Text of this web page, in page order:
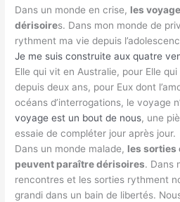
Dans un monde en crise, les
dérisoires. Dans mon monde de
rythment ma vie depuis
Je me suis construite aux quatre
Elle qui vit en Australie, pour Elle qui
depuis deux ans, pour Eux dont
océans d’interrogations, le voyage
voyage est un bout de nous, une
essaie de compléter jour après jour.
Dans un monde malade, les sorties
peuvent paraître dérisoires. Dans
rencontres et les sorties rythment
grandi dans un bain de libertés.